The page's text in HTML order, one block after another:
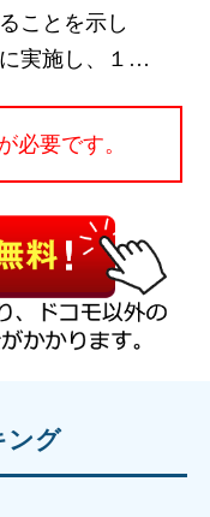
ことを示し
実施し、１…
必要です。
ング